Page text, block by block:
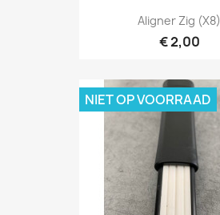
Aligner Zig (X8)
€ 2,00
NIET OP VOORRAAD